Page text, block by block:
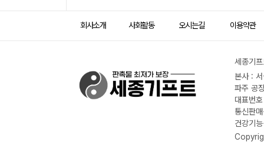
회사소개 사회활동 오시는길 이용약관
세종기
본사 :
파주 공
대표번
통신판
건강기